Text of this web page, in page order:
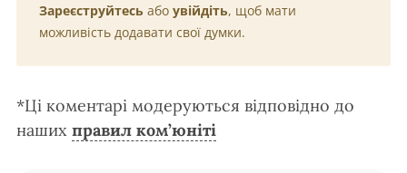
Зареєструйтесь або увійдіть, щоб мати
можливість додавати свої думки.
*Ці коментарі модеруються відповідно до
наших правил ком’юніті